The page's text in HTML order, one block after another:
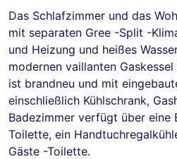
Das Schlafzimmer und das
mit separaten Gree -Split -
und Heizung und heißes
modernen vaillanten
ist brandneu und mit
einschließlich Kühlschrank,
Badezimmer verfügt über eine
Toilette, ein
Gäste -Toilette.